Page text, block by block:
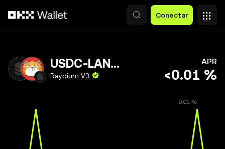
Conectar
USDC-LANLAN
Raydium V3
APR
<0.01 %